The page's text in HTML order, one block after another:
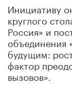
Инициативу
круглого
Россия» и
объединения
будущим:
фактор
вызовов».